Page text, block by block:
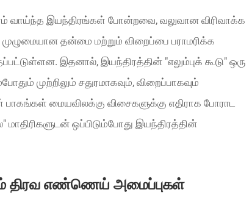
வாய்ந்த இயந்திரங்கள் போன்றவை, வலுவான விரிவாக்க
தன்மை மற்றும் விறைப்பை பராமரிக்க
இதனால், இயந்திரத்தின் "எலும்புக் கூடு" ஒரு
முற்றிலும் சதுரமாகவும், விறைப்பாகவும்
பாகங்கள் மையவிலக்கு விசைகளுக்கு எதிராக போராட
ஒப்பிடும்போது இயந்திரத்தின்
திரவ எண்ணெய் அமைப்புகள்